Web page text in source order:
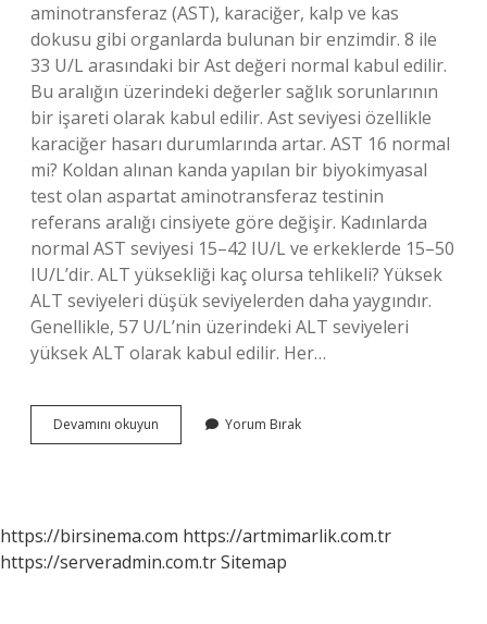
aminotransferaz (AST), karaciğer, kalp ve kas
dokusu gibi organlarda bulunan bir enzimdir. 8 ile
33 U/L arasındaki bir Ast değeri normal kabul edilir.
Bu aralığın üzerindeki değerler sağlık sorunlarının
bir işareti olarak kabul edilir. Ast seviyesi özellikle
karaciğer hasarı durumlarında artar. AST 16 normal
mi? Koldan alınan kanda yapılan bir biyokimyasal
test olan aspartat aminotransferaz testinin
referans aralığı cinsiyete göre değişir. Kadınlarda
normal AST seviyesi 15–42 IU/L ve erkeklerde 15–50
IU/L’dir. ALT yüksekliği kaç olursa tehlikeli? Yüksek
ALT seviyeleri düşük seviyelerden daha yaygındır.
Genellikle, 57 U/L’nin üzerindeki ALT seviyeleri
yüksek ALT olarak kabul edilir. Her…
Devamını okuyun
Kaçtan
Yorum Bırak
https://birsinema.com https://artmimarlik.com.tr
https://serveradmin.com.trSitemap